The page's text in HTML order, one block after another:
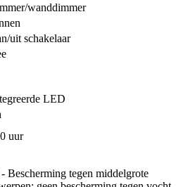
wanddimmer
uit schakelaar
LED
uur
Bescherming tegen middelgrote